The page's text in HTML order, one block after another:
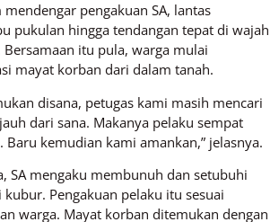
pengakuan SA, lantas
pukulan hingga tendangan tepat di wajah
itu pula, warga mulai
mayat korban dari dalam tanah.
disana, petugas kami masih mencari
dari sana. Makanya pelaku sempat
Baru kemudian kami amankan,” jelasnya.
SA mengaku membunuh dan setubuhi
Pengakuan pelaku itu sesuai
warga. Mayat korban ditemukan dengan